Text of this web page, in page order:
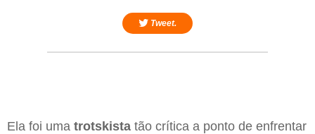
Tweet.
Ela foi uma trotskista tão crítica a ponto de enfrentar